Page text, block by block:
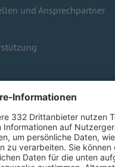
und Ansprechpartner
SEITEN